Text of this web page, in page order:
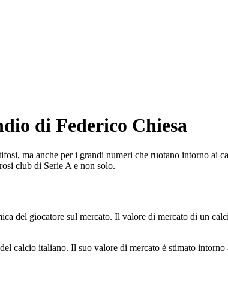
di Federico Chiesa
ma anche per i grandi numeri che ruotano intorno ai
club di Serie A e non solo.
del giocatore sul mercato. Il valore di mercato di un
calcio italiano. Il suo valore di mercato è stimato